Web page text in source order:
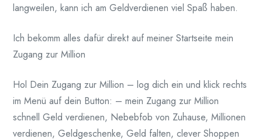
langweilen, kann ich am Geldverdienen viel Spaß haben.
Ich bekomm alles dafür direkt auf meiner Startseite mein
Zugang zur Million
Hol Dein Zugang zur Million – log dich ein und klick rechts
im Menü auf dein Button: – mein Zugang zur Million
schnell Geld verdienen, Nebebfob von Zuhause, Millionen
verdienen, Geldgeschenke, Geld falten, clever Shoppen